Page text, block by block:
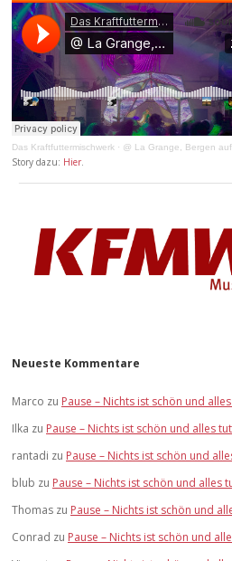
Das Kraftfuttermischwerk · @ La Grange, Bergen auf
Story dazu: Hier.
Neueste Kommentare
Marco zu Pause – Nichts ist schön und
Ilka zu Pause – Nichts ist schön und alles
rantadi zu Pause – Nichts ist schön und
blub zu Pause – Nichts ist schön und alles
Thomas zu Pause – Nichts ist schön und
Conrad zu Pause – Nichts ist schön und